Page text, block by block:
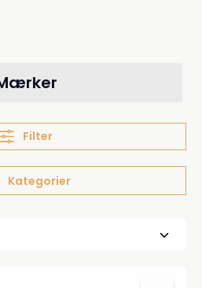
Filter
Kategorier